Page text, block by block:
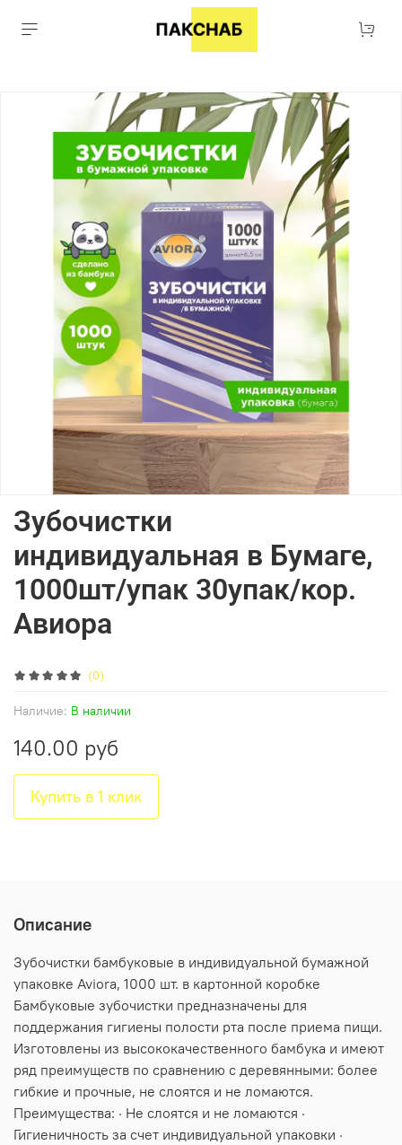
(0)
Наличие: В наличии
Зубочистки
индивидуальная в Бумаге,
1000шт/упак 30упак/кор.
Авиора
140.00 руб
Купить в 1 клик
Описание
Зубочистки бамбуковые в индивидуальной бумажной
упаковке Aviora, 1000 шт. в картонной коробке
Бамбуковые зубочистки предназначены для
поддержания гигиены полости рта после приема пищи.
Изготовлены из высококачественного бамбука и имеют
ряд преимуществ по сравнению с деревянными: более
гибкие и прочные, не слоятся и не ломаются.
Преимущества: · Не слоятся и не ломаются ·
Гигиеничность за счет индивидуальной упаковки ·